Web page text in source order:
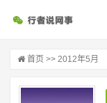
首页 >> 2012年5月